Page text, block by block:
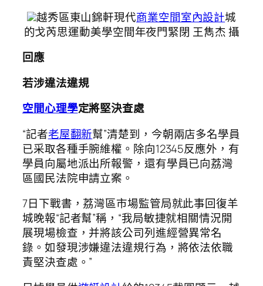
越秀區東山錦軒現代商業空間室內設計城
的戈芮思運動美學空間年夜門緊閉 王雋杰 攝
回應
若涉違法違規
空間心理學定將堅決查處
“記者老屋翻新幫”清楚到，今朝兩店多名學員
已采取各種手腕維權。除向12345反應外，有
學員向屬地派出所報警，還有學員已向荔灣
區國民法院申請立案。
7日下戰書，荔灣區市場監管局就此事回復羊
城晚報“記者幫”稱，“我局敏捷就相關情況開
展現場檢查，并將該公司列進經營異常名
錄。如發現涉嫌違法違規行為，將依法依職
責堅決查處。”